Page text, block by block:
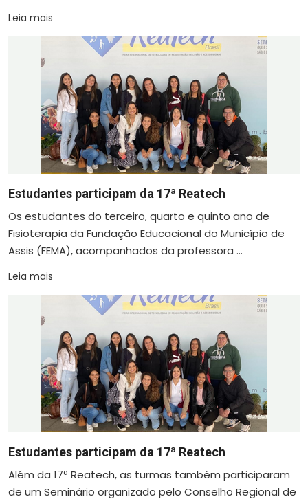
Leia mais
Estudantes participam da 17ª Reatech
Os estudantes do terceiro, quarto e quinto ano de
Fisioterapia da Fundação Educacional do Município de
Assis (FEMA), acompanhados da professora ...
Leia mais
Estudantes participam da 17ª Reatech
Além da 17ª Reatech, as turmas também participaram
de um Seminário organizado pelo Conselho Regional de